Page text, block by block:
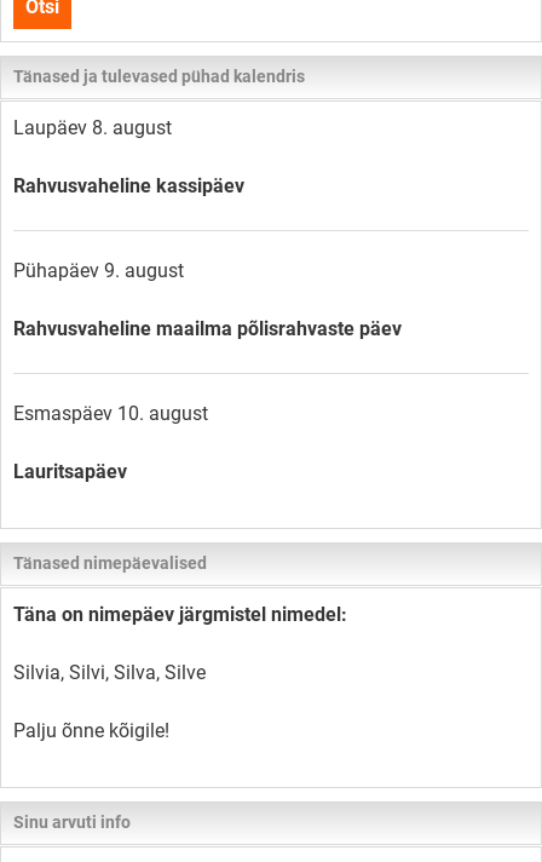
lehelt
Otsi
Tänased ja tulevased pühad kalendris
Laupäev 8. august
Rahvusvaheline kassipäev
Pühapäev 9. august
Rahvusvaheline maailma põlisrahvaste päev
Esmaspäev 10. august
Lauritsapäev
Tänased nimepäevalised
Täna on nimepäev järgmistel nimedel:
Silvia, Silvi, Silva, Silve
Palju õnne kõigile!
Sinu arvuti info